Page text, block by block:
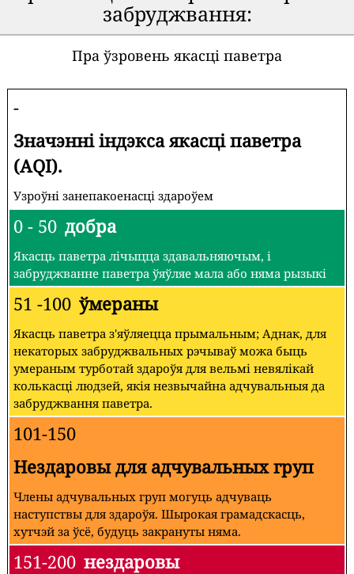
забруджвання:
Пра ўзровень якасці паветра
-
Значэнні індэкса якасці паветра
(AQI).
Узроўні занепакоенасці здароўем
0 - 50 добра
Якасць паветра лічыцца здавальняючым, і
забруджванне паветра ўяўляе мала або няма рызыкі
51 -100 ўмераны
Якасць паветра з'яўляецца прымальным; Аднак, для
некаторых забруджвальных рэчываў можа быць
умераным турботай здароўя для вельмі невялікай
колькасці людзей, якія незвычайна адчувальныя да
забруджвання паветра.
101-150
Нездаровы для адчувальных груп
Члены адчувальных груп могуць адчуваць
наступствы для здароўя. Шырокая грамадскасць,
хутчэй за ўсё, будуць закрануты няма.
151-200 нездаровы